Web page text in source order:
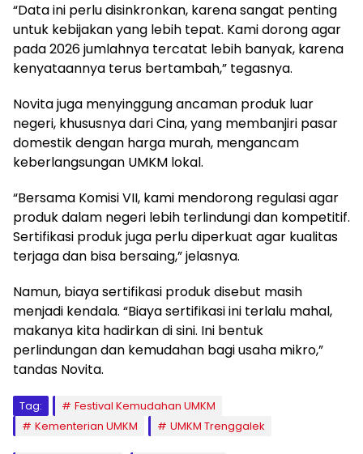
“Data ini perlu disinkronkan, karena sangat penting
untuk kebijakan yang lebih tepat. Kami dorong agar
pada 2026 jumlahnya tercatat lebih banyak, karena
kenyataannya terus bertambah,” tegasnya.
Novita juga menyinggung ancaman produk luar
negeri, khususnya dari Cina, yang membanjiri pasar
domestik dengan harga murah, mengancam
keberlangsungan UMKM lokal.
“Bersama Komisi VII, kami mendorong regulasi agar
produk dalam negeri lebih terlindungi dan kompetitif.
Sertifikasi produk juga perlu diperkuat agar kualitas
terjaga dan bisa bersaing,” jelasnya.
Namun, biaya sertifikasi produk disebut masih
menjadi kendala. “Biaya sertifikasi ini terlalu mahal,
makanya kita hadirkan di sini. Ini bentuk
perlindungan dan kemudahan bagi usaha mikro,”
tandas Novita.
Tag:
Festival Kemudahan UMKM
Kementerian UMKM
UMKM Trenggalek